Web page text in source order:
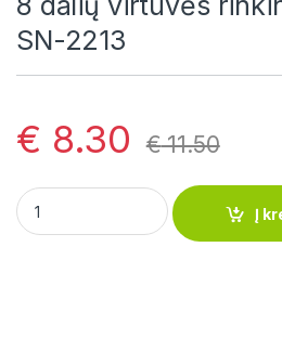
SN-2213
€ 8.30 €11.50
8 dalių virtuvės rinkinys Peterhof
Į